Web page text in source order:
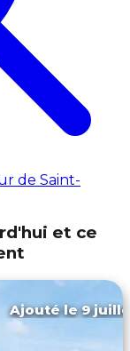
de Saint-
et ce
Ajouté le 9